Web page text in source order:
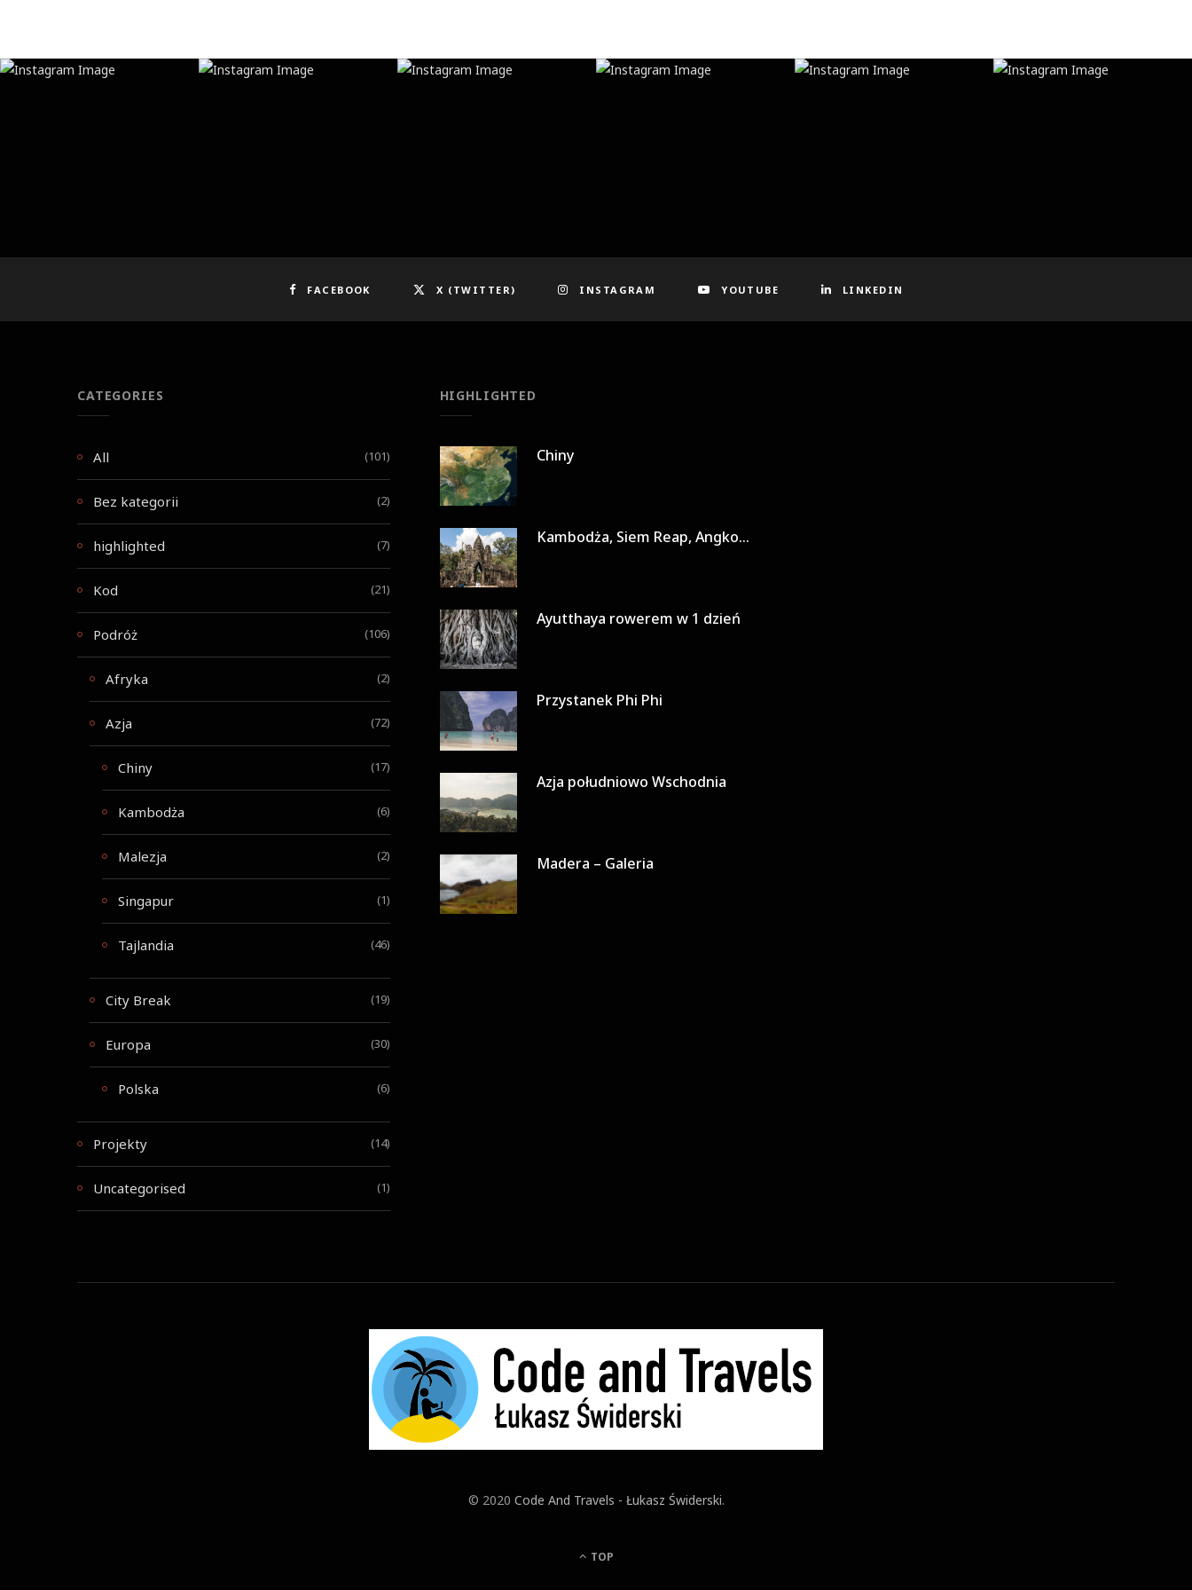
FACEBOOK X (TWITTER) INSTAGRAM YOUTUBE LINKEDIN
CATEGORIES
All (101)
Bez kategorii (2)
highlighted (7)
Kod (21)
Podróż (106)
Afryka (2)
Azja (72)
Chiny (17)
Kambodża (6)
Malezja (2)
Singapur (1)
Tajlandia (46)
City Break (19)
Europa (30)
Polska (6)
Projekty (14)
Uncategorised (1)
HIGHLIGHTED
Chiny
Kambodża, Siem Reap, Angkor Wat w 3 dni
Ayutthaya rowerem w 1 dzień
Przystanek Phi Phi
Azja południowo Wschodnia
Madera – Galeria
© 2020 Code And Travels - Łukasz Świderski.
TOP